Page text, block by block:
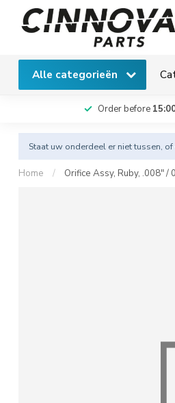
Alle categorieën
Order before
Staat uw onderdeel er niet tussen,
Home / Orifice Assy, Ruby, .008" /